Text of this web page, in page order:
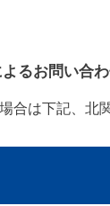
るお問い合
合は下記、北